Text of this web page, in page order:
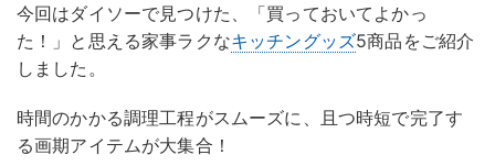
今回はダイソーで見つけた、「買っておいてよかっ
た！」と思える家事ラクなキッチングッズ5商品をご紹介
しました。
時間のかかる調理工程がスムーズに、且つ時短で完了す
る画期アイテムが大集合！